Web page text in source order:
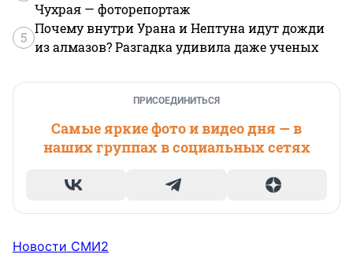
Чухрая — фоторепортаж
5
Почему внутри Урана и Нептуна идут дожди
из алмазов? Разгадка удивила даже ученых
ПРИСОЕДИНИТЬСЯ
Самые яркие фото и видео дня — в
наших группах в социальных сетях
Новости СМИ2